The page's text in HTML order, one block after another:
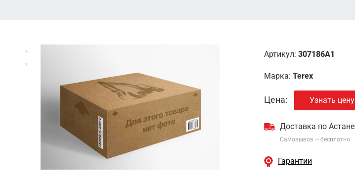
Артикул: 307186A1
Марка: Terex
Цена: Узнать цену
Доставка по Астане
Самовывоз — бесплатно
Гарантии